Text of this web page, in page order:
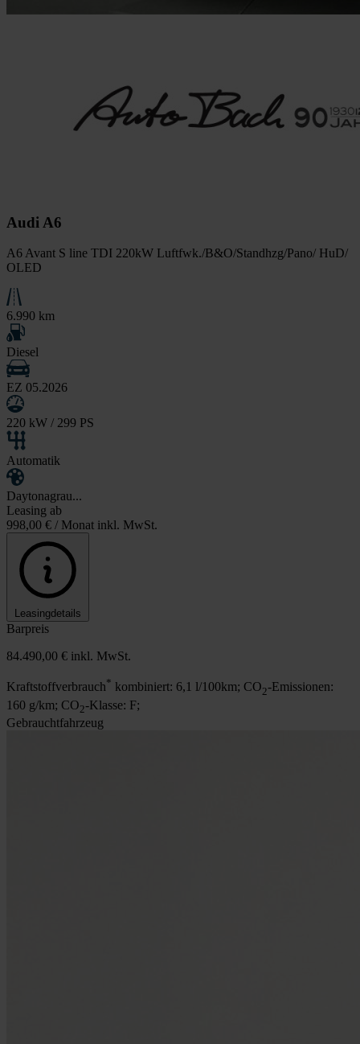
Audi A6
A6 Avant S line TDI 220kW Luftfwk./B&O/Standhzg/Pano/ HuD/
OLED
6.990 km
Diesel
EZ 05.2026
220 kW / 299 PS
Automatik
Daytonagrau...
Leasing ab
998,00 € / Monat inkl. MwSt.
Leasingdetails
Barpreis
84.490,00 € inkl. MwSt.
Kraftstoffverbrauch* kombiniert: 6,1 l/100km; CO2-Emissionen:
160 g/km; CO2-Klasse: F;
Gebrauchtfahrzeug